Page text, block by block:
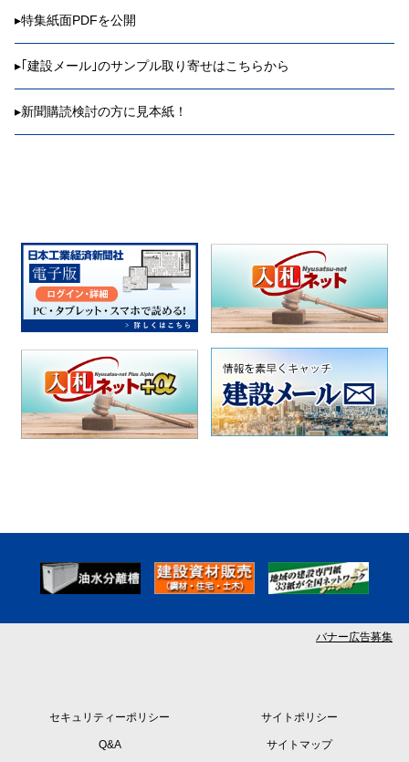
▸特集紙面PDFを公開
▸ ｢建設メール｣のサンプル取り寄せはこちらから
▸新聞購読検討の方に見本紙！
バナー広告募集
セキュリティーポリシー サイトポリシー
Q&A サイトマップ